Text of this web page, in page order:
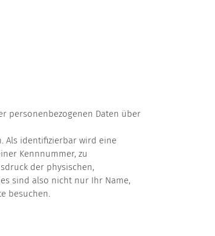
personenbezogenen Daten über
Als identifizierbar wird eine
Kennnummer, zu
der physischen,
sind also nicht nur Ihr Name,
besuchen.